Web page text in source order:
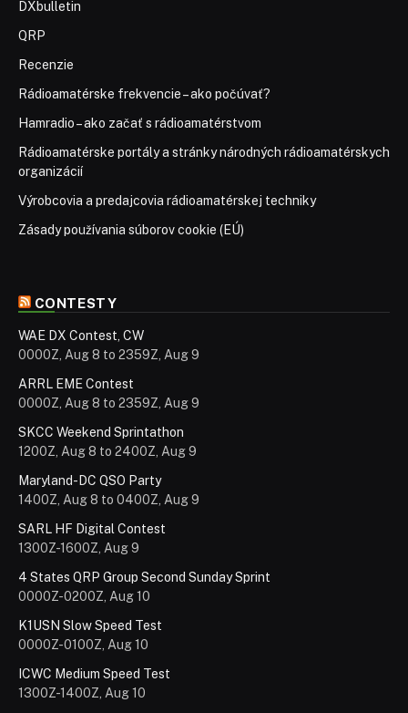
DXbulletin
QRP
Recenzie
Rádioamatérske frekvencie – ako počúvať?
Hamradio – ako začať s rádioamatérstvom
Rádioamatérske portály a stránky národných rádioamatérskych
organizácií
Výrobcovia a predajcovia rádioamatérskej techniky
Zásady používania súborov cookie (EÚ)
CONTESTY
WAE DX Contest, CW
0000Z, Aug 8 to 2359Z, Aug 9
ARRL EME Contest
0000Z, Aug 8 to 2359Z, Aug 9
SKCC Weekend Sprintathon
1200Z, Aug 8 to 2400Z, Aug 9
Maryland-DC QSO Party
1400Z, Aug 8 to 0400Z, Aug 9
SARL HF Digital Contest
1300Z-1600Z, Aug 9
4 States QRP Group Second Sunday Sprint
0000Z-0200Z, Aug 10
K1USN Slow Speed Test
0000Z-0100Z, Aug 10
ICWC Medium Speed Test
1300Z-1400Z, Aug 10